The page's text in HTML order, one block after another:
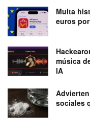
Multa
euros
música
IA
sociales